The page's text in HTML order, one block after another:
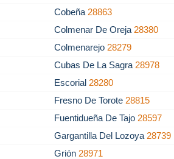
Cobeña 28863
Colmenar De Oreja 28380
Colmenarejo 28279
Cubas De La Sagra 28978
Escorial 28280
Fresno De Torote 28815
Fuentidueña De Tajo 28597
Gargantilla Del Lozoya 28739
Grión 28971